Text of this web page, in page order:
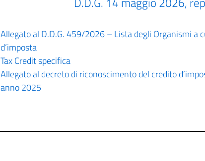
Allegato al D.D.G. 459/2026 – Lista degli Organismi a
d’imposta
Tax Credit specifica
Allegato al decreto di riconoscimento del credito
anno 2025